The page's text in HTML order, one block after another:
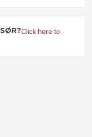
Click here to